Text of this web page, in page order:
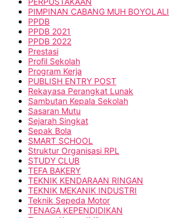
PIMPINAN CABANG MUH BOYOLALI
PPDB
PPDB 2021
PPDB 2022
Prestasi
Profil Sekolah
Program Kerja
PUBLISH ENTRY POST
Rekayasa Perangkat Lunak
Sambutan Kepala Sekolah
Sasaran Mutu
Sejarah Singkat
Sepak Bola
SMART SCHOOL
Struktur Organisasi RPL
STUDY CLUB
TEFA BAKERY
TEKNIK KENDARAAN RINGAN
TEKNIK MEKANIK INDUSTRI
Teknik Sepeda Motor
TENAGA KEPENDIDIKAN